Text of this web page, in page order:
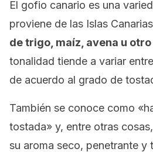
El gofio canario es una
proviene de las Islas
de trigo, maíz, avena u otro
tonalidad tiende a variar
de acuerdo al grado de
También se conoce como
tostada» y, entre otras
su aroma seco, penetrante y